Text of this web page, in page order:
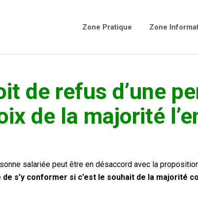
Zone Pratique Zone
de refus d’une
de la majorité
salariée peut être en désaccord avec la
de s’y conformer si c’est le souhait de la majorité